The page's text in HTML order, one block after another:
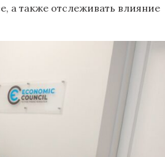
а также отслеживать влияние